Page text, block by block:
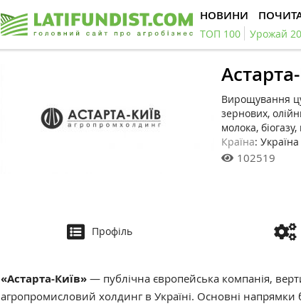
НОВИНИ
ТОП 100 Урожай
Вирощування
зернових,
молока,
Країна: Україна
102519
Профіль
«Астарта-Київ» — публічна європейська компанія,
агропромисловий холдинг в Україні. Основні напрямки